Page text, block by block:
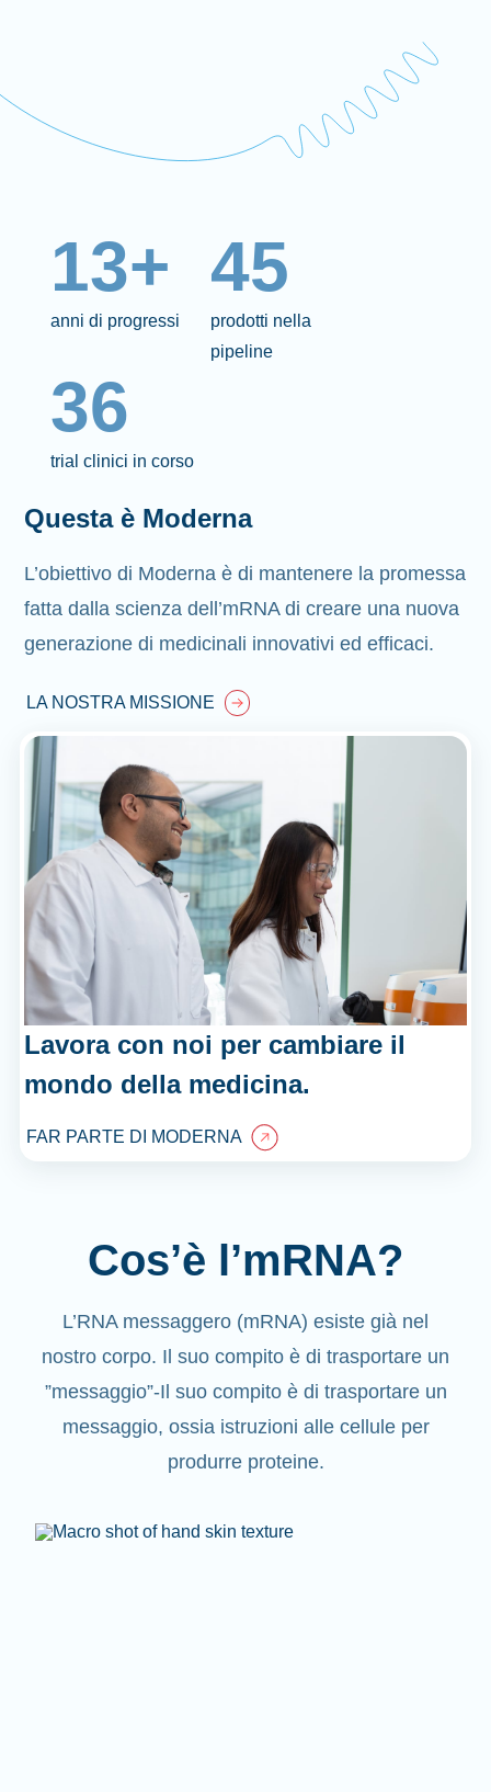
13+
anni di progressi
45
prodotti nella
pipeline
36
trial clinici in corso
Questa è Moderna
L’obiettivo di Moderna è di mantenere la promessa
fatta dalla scienza dell’mRNA di creare una nuova
generazione di medicinali innovativi ed efficaci.
LA NOSTRA MISSIONE
Lavora con noi per cambiare il
mondo della medicina.
FAR PARTE DI MODERNA
Cos’è l’mRNA?
L’RNA messaggero (mRNA) esiste già nel
nostro corpo. Il suo compito è di trasportare un
”messaggio”-Il suo compito è di trasportare un
messaggio, ossia istruzioni alle cellule per
produrre proteine.